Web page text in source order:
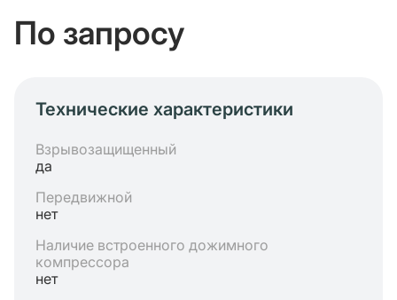
По запросу
Технические характеристики
Взрывозащищенный
да
Передвижной
нет
Наличие встроенного дожимного
компрессора
нет